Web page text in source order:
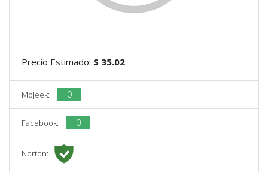
Precio Estimado: $ 35.02
Mojeek: 0
Facebook: 0
Norton: